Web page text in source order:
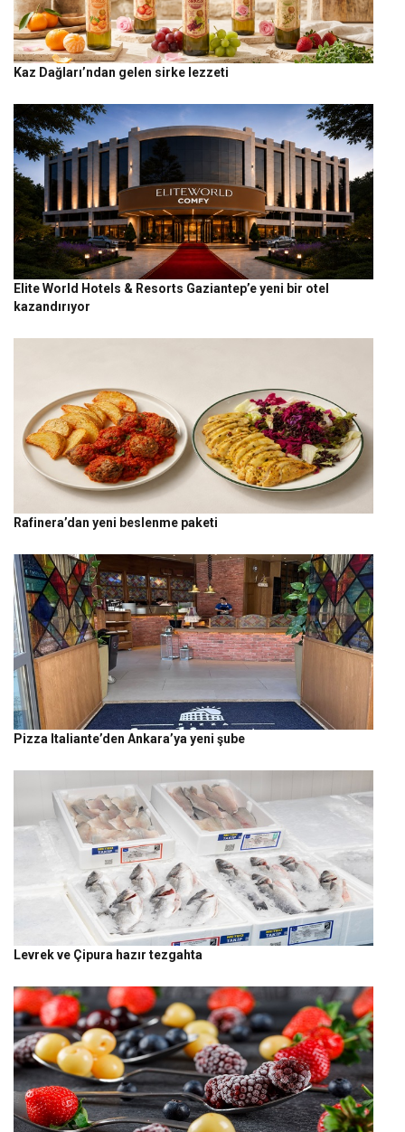
Kaz Dağları’ndan gelen sirke lezzeti
Elite World Hotels & Resorts Gaziantep’e yeni bir otel
kazandırıyor
Rafinera’dan yeni beslenme paketi
Pizza Italiante’den Ankara’ya yeni şube
Levrek ve Çipura hazır tezgahta